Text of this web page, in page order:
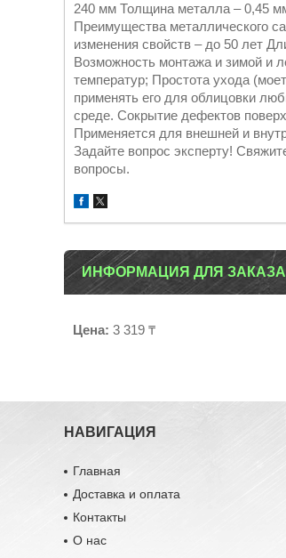
240 мм Толщина металла – 0,45
Преимущества металлического
изменения свойств – до 50 лет
Возможность монтажа и зимой и
температур; Простота ухода
применять его для облицовки
среде. Сокрытие дефектов
Применяется для внешней и
Задайте вопрос эксперту!
вопросы.
ИНФОРМАЦИЯ ДЛЯ ЗАКАЗА
Цена: 3 319 ₸
НАВИГАЦИЯ
Главная
Доставка и оплата
Контакты
О нас